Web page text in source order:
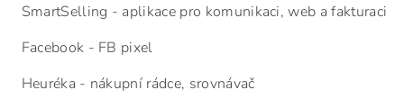
SmartSelling - aplikace pro komunikaci, web a fakturaci
Facebook - FB pixel
Heuréka - nákupní rádce, srovnávač